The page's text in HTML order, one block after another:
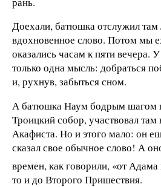
Доехали, батюшка отслужил там
вдохновенное слово. Потом мы
оказались часам к пяти вечера.
только одна мысль: добраться
и, рухнув, забыться сном.
А батюшка Наум бодрым шагом
Троицкий собор, участвовал там
Акафиста. Но и этого мало: он
сказал свое обычное слово! А
времен, как говорили, «от
то и до Второго Пришествия.